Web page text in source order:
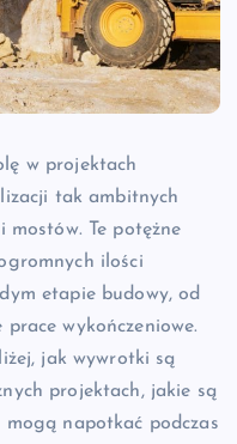
w projektach
tak ambitnych
mostów. Te potężne
ilości
etapie budowy, od
wykończeniowe.
jak wywrotki są
projektach, jakie są
napotkać podczas